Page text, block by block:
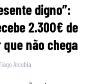
digno”:
2.300€ de
não chega
Alcobia